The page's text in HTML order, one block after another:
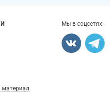
Мы в соцсетях: